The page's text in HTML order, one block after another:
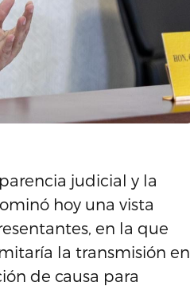
judicial y la
hoy una vista
en la que
la transmisión en
de causa para